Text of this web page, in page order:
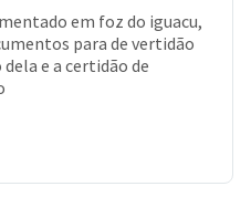
em foz do iguacu,
para de vertidão
e a certidão de